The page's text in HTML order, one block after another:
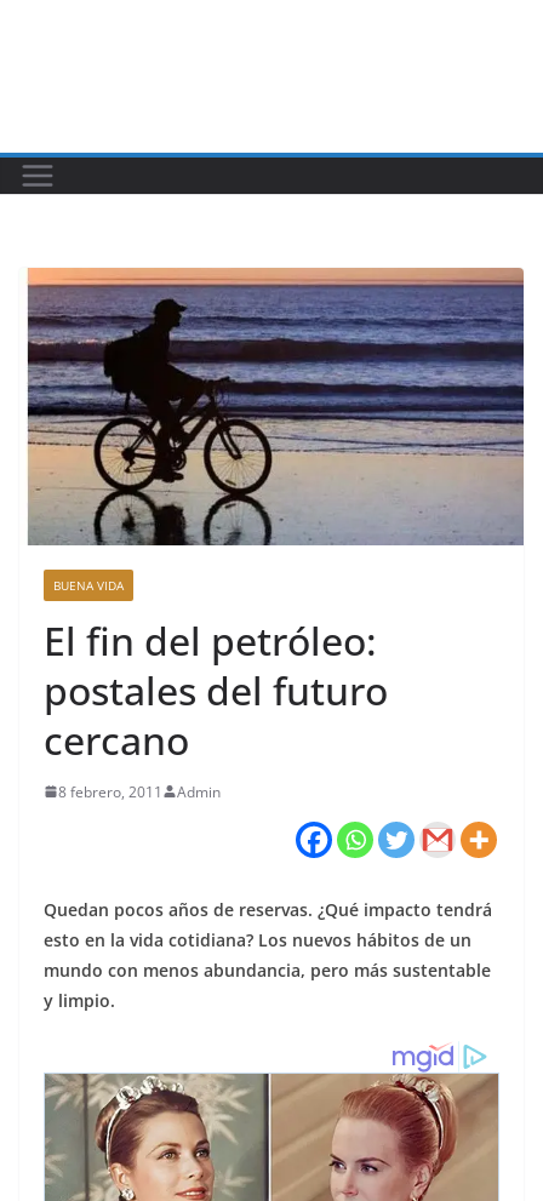
BUENA VIDA
El fin del petróleo:
postales del futuro
cercano
8 febrero, 2011 Admin
Quedan pocos años de reservas. ¿Qué impacto tendrá
esto en la vida cotidiana? Los nuevos hábitos de un
mundo con menos abundancia, pero más sustentable
y limpio.